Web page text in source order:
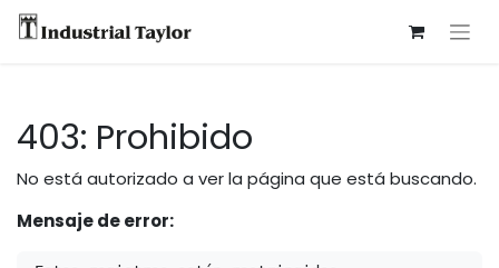
403: Prohibido
No está autorizado a ver la página que está buscando.
Mensaje de error: